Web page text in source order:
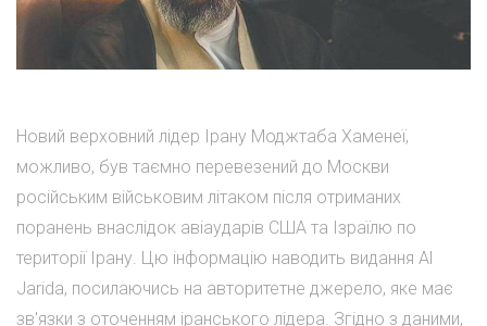
Новий верховний лідер Ірану Моджтаба Хаменеї,
можливо, був таємно перевезений до Москви
російським військовим літаком після отриманих
поранень внаслідок авіаударів США та Ізраїлю по
території Ірану. Цю інформацію наводить видання Al
Jarida, посилаючись на авторитетне джерело, яке має
зв'язки з оточенням іранського лідера. Згідно з даними,